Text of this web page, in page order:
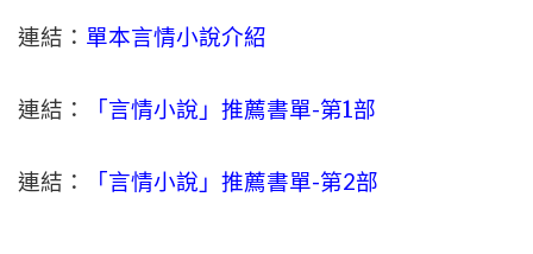
連結： 單本言情小說介紹
連結： 「言情小說」推薦書單-第1部
連結： 「言情小說」推薦書單-第2部